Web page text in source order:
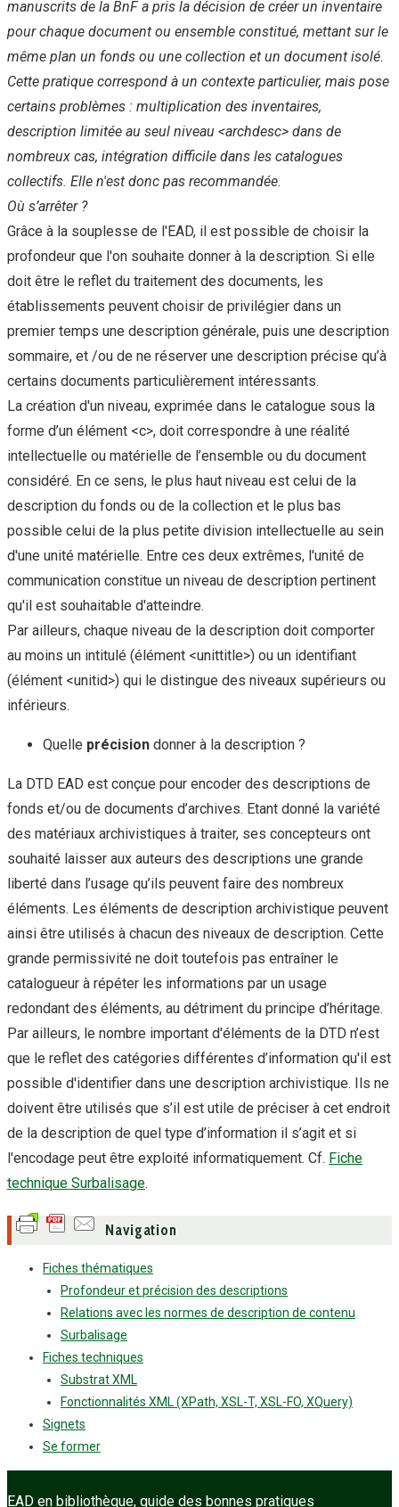
manuscrits de la BnF a pris la décision de créer un inventaire
pour chaque document ou ensemble constitué, mettant sur le
même plan un fonds ou une collection et un document isolé.
Cette pratique correspond à un contexte particulier, mais pose
certains problèmes : multiplication des inventaires,
description limitée au seul niveau <archdesc> dans de
nombreux cas, intégration difficile dans les catalogues
collectifs. Elle n'est donc pas recommandée.
Où s’arrêter ?
Grâce à la souplesse de l'EAD, il est possible de choisir la
profondeur que l'on souhaite donner à la description. Si elle
doit être le reflet du traitement des documents, les
établissements peuvent choisir de privilégier dans un
premier temps une description générale, puis une description
sommaire, et /ou de ne réserver une description précise qu’à
certains documents particulièrement intéressants.
La création d'un niveau, exprimée dans le catalogue sous la
forme d’un élément <c>, doit correspondre à une réalité
intellectuelle ou matérielle de l’ensemble ou du document
considéré. En ce sens, le plus haut niveau est celui de la
description du fonds ou de la collection et le plus bas
possible celui de la plus petite division intellectuelle au sein
d'une unité matérielle. Entre ces deux extrêmes, l'unité de
communication constitue un niveau de description pertinent
qu'il est souhaitable d'atteindre.
Par ailleurs, chaque niveau de la description doit comporter
au moins un intitulé (élément <unittitle>) ou un identifiant
(élément <unitid>) qui le distingue des niveaux supérieurs ou
inférieurs.
Quelle précision donner à la description ?
La DTD EAD est conçue pour encoder des descriptions de
fonds et/ou de documents d’archives. Etant donné la variété
des matériaux archivistiques à traiter, ses concepteurs ont
souhaité laisser aux auteurs des descriptions une grande
liberté dans l’usage qu’ils peuvent faire des nombreux
éléments. Les éléments de description archivistique peuvent
ainsi être utilisés à chacun des niveaux de description. Cette
grande permissivité ne doit toutefois pas entraîner le
catalogueur à répéter les informations par un usage
redondant des éléments, au détriment du principe d’héritage.
Par ailleurs, le nombre important d'éléments de la DTD n’est
que le reflet des catégories différentes d’information qu'il est
possible d'identifier dans une description archivistique. Ils ne
doivent être utilisés que s’il est utile de préciser à cet endroit
de la description de quel type d’information il s’agit et si
l'encodage peut être exploité informatiquement. Cf. Fiche
technique Surbalisage.
Navigation
Fiches thématiques
Profondeur et précision des descriptions
Relations avec les normes de description de contenu
Surbalisage
Fiches techniques
Substrat XML
Fonctionnalités XML (XPath, XSL-T, XSL-FO, XQuery)
Signets
Se former
EAD en bibliothèque, guide des bonnes pratiques